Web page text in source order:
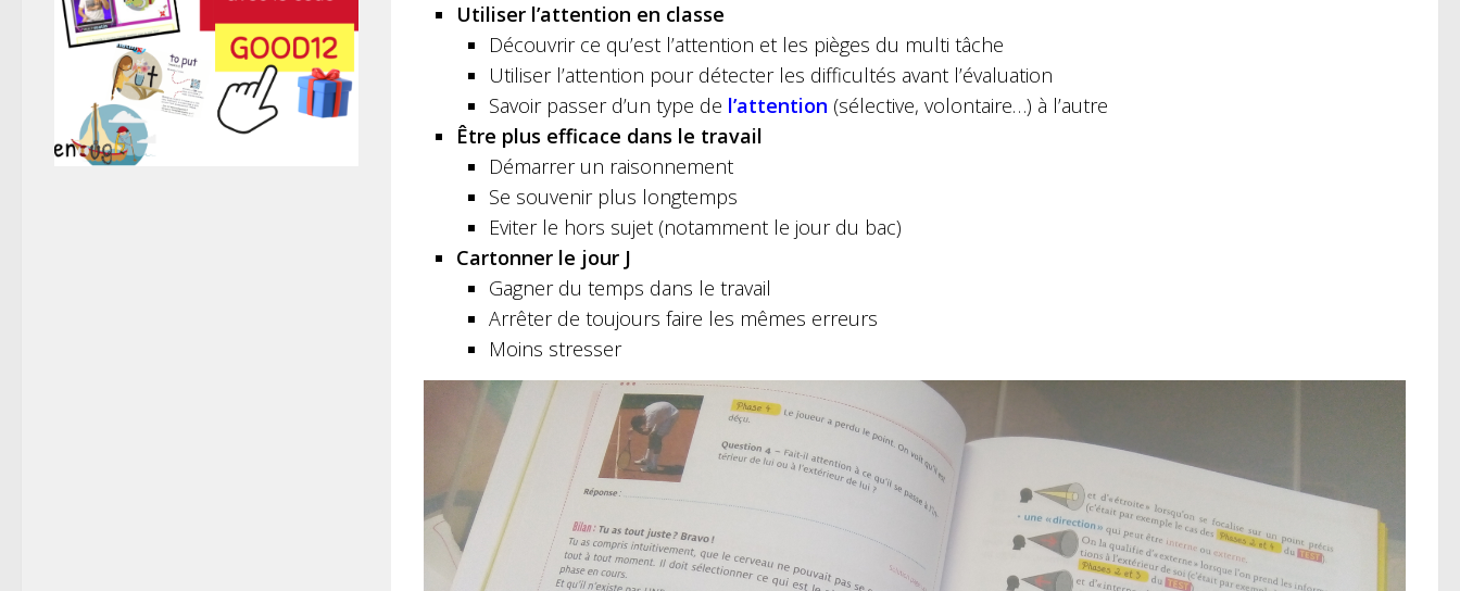
Utiliser l’attention en classe
Découvrir ce qu’est l’attention et les pièges du multi tâche
Utiliser l’attention pour détecter les difficultés avant l’évaluation
Savoir passer d’un type de l’attention (sélective, volontaire…) à l’autre
Être plus efficace dans le travail
Démarrer un raisonnement
Se souvenir plus longtemps
Eviter le hors sujet (notamment le jour du bac)
Cartonner le jour J
Gagner du temps dans le travail
Arrêter de toujours faire les mêmes erreurs
Moins stresser